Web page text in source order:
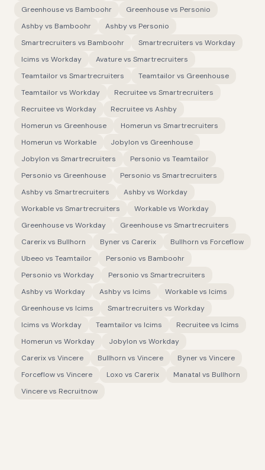
Greenhousevs Bamboohr Greenhousevs Personio
Ashbyvs Bamboohr Ashbyvs Personio
Smartrecruiters vs Bamboohr Smartrecruiters vs Workday
Icims vs Workday Avaturevs Smartrecruiters
Teamtailorvs Smartrecruiters Teamtailorvs Greenhouse
Teamtailorvs Workday Recruiteevs Smartrecruiters
Recruiteevs Workday Recruiteevs Ashby
Homerun vs Greenhouse Homerun vs Smartrecruiters
Homerun vs Workable Jobylon vs Greenhouse
Jobylon vs Smartrecruiters Personio vs Teamtailor
Personio vs Greenhouse Personio vs Smartrecruiters
Ashbyvs Smartrecruiters Ashbyvs Workday
Workablevs Smartrecruiters Workablevs Workday
Greenhousevs Workday Greenhousevs Smartrecruiters
Carerixvs Bullhorn Bynervs Carerix Bullhorn vs Forceflow
Ubeeo vs Teamtailor Personio vs Bamboohr
Personio vs Workday Personio vs Smartrecruiters
Ashbyvs Workday Ashbyvs Icims Workablevs Icims
Greenhousevs Icims Smartrecruiters vs Workday
Icims vs Workday Teamtailorvs Icims Recruiteevs Icims
Homerun vs Workday Jobylon vs Workday
Carerixvs Vincere Bullhorn vs Vincere Bynervs Vincere
Forceflowvs Vincere Loxo vs Carerix Manatal vs Bullhorn
Vincerevs Recruitnow